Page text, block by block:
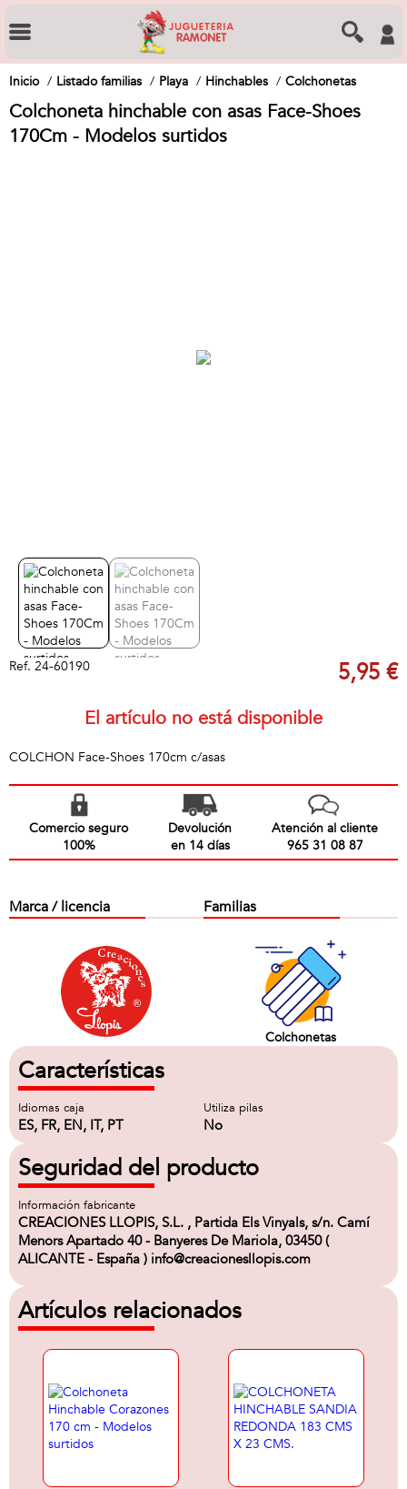
Inicio Listado familias Playa Hinchables Colchonetas
Colchoneta hinchable con asas Face-Shoes
170Cm - Modelos surtidos
Ref. 24-60190 5,95 €
El artículo no está disponible
COLCHON Face-Shoes 170cm c/asas
Comercio seguro
100%
Devolución
en 14 días
Atención al cliente
965 31 08 87
Marca / licencia Familias
Colchonetas
Características
Idiomas caja
ES, FR, EN, IT, PT
Utiliza pilas
No
Seguridad del producto
Información fabricante
CREACIONES LLOPIS, S.L. , Partida Els Vinyals, s/n. Camí
Menors Apartado 40 - Banyeres De Mariola, 03450 (
ALICANTE - España ) info@creacionesllopis.com
Artículos relacionados